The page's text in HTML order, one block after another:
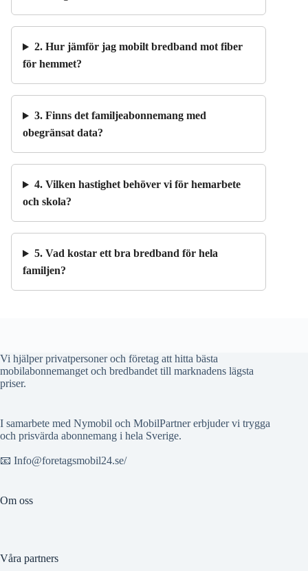
2. Hur jämför jag mobilt bredband mot fiber
för hemmet?
3. Finns det familjeabonnemang med
obegränsat data?
4. Vilken hastighet behöver vi för hemarbete
och skola?
5. Vad kostar ett bra bredband för hela
familjen?
Vi hjälper privatpersoner och företag att hitta bästa
mobilabonnemanget och bredbandet till marknadens lägsta
priser.
I samarbete med Nymobil och MobilPartner erbjuder vi trygga
och prisvärda abonnemang i hela Sverige.
📧 Info@foretagsmobil24.se/
Om oss
Våra partners